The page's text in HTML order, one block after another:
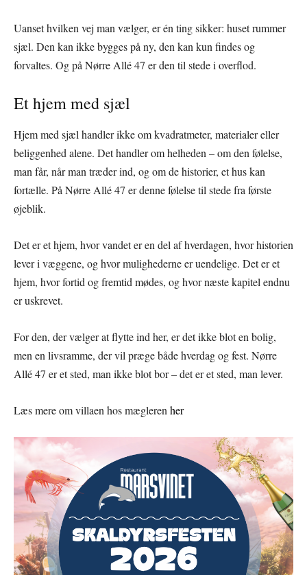
Uanset hvilken vej man vælger, er én ting sikker: huset rummer
sjæl. Den kan ikke bygges på ny, den kan kun findes og
forvaltes. Og på Nørre Allé 47 er den til stede i overflod.
Et hjem med sjæl
Hjem med sjæl handler ikke om kvadratmeter, materialer eller
beliggenhed alene. Det handler om helheden – om den følelse,
man får, når man træder ind, og om de historier, et hus kan
fortælle. På Nørre Allé 47 er denne følelse til stede fra første
øjeblik.
Det er et hjem, hvor vandet er en del af hverdagen, hvor historien
lever i væggene, og hvor mulighederne er uendelige. Det er et
hjem, hvor fortid og fremtid mødes, og hvor næste kapitel endnu
er uskrevet.
For den, der vælger at flytte ind her, er det ikke blot en bolig,
men en livsramme, der vil præge både hverdag og fest. Nørre
Allé 47 er et sted, man ikke blot bor – det er et sted, man lever.
Læs mere om villaen hos mæglerenher